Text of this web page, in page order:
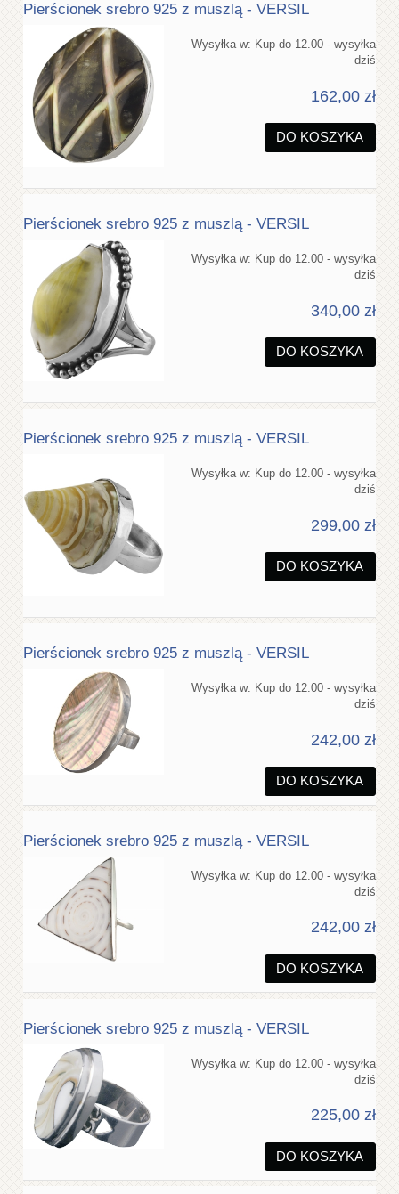
Pierścionek srebro 925 z muszlą - VERSIL
Wysyłka w: Kup do 12.00 - wysyłka
dziś
162,00 zł
DO KOSZYKA
Pierścionek srebro 925 z muszlą - VERSIL
Wysyłka w: Kup do 12.00 - wysyłka
dziś
340,00 zł
DO KOSZYKA
Pierścionek srebro 925 z muszlą - VERSIL
Wysyłka w: Kup do 12.00 - wysyłka
dziś
299,00 zł
DO KOSZYKA
Pierścionek srebro 925 z muszlą - VERSIL
Wysyłka w: Kup do 12.00 - wysyłka
dziś
242,00 zł
DO KOSZYKA
Pierścionek srebro 925 z muszlą - VERSIL
Wysyłka w: Kup do 12.00 - wysyłka
dziś
242,00 zł
DO KOSZYKA
Pierścionek srebro 925 z muszlą - VERSIL
Wysyłka w: Kup do 12.00 - wysyłka
dziś
225,00 zł
DO KOSZYKA